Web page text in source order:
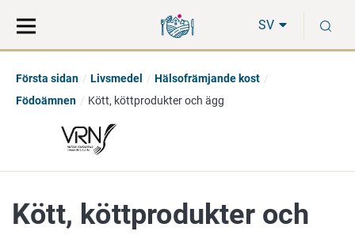
direkt
till
på
hela
SV
Första sidan Livsmedel
Hälsofrämjande kost
Födoämnen
Kött, köttprodukter och ägg
Kött, köttprodukter och